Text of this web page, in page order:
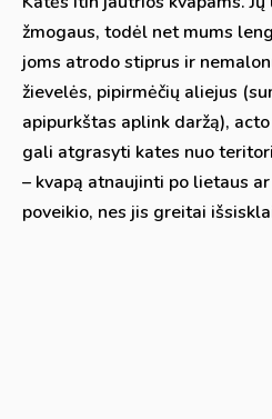
žmogaus, todėl net mums
joms atrodo stiprus ir
žievelės, pipirmėčių aliejus
apipurkštas aplink daržą),
gali atgrasyti kates nuo
– kvapą atnaujinti po lietaus
poveikio, nes jis greitai